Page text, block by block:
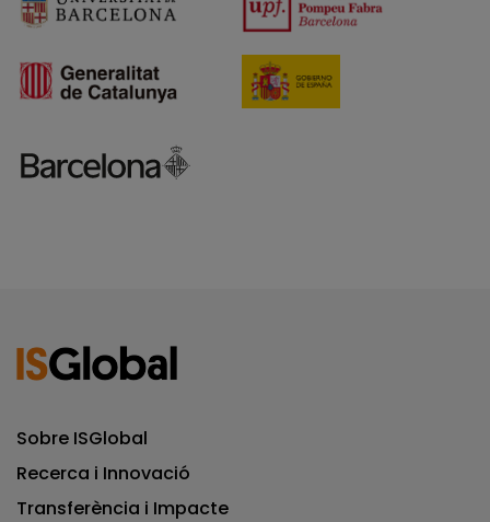
Sobre ISGlobal
Recerca i Innovació
Transferència i Impacte